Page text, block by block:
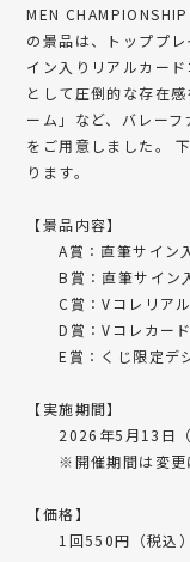
MEN
の景品は、トッププ
イン入りリアルカー
として圧倒的な存在
ーム」など、バレー
をご用意しました。
ります。
【景品内容】
A賞：直筆サイン入
B賞：直筆サイン入
C賞：Vコレリアル
D賞：Vコレカード
E賞：くじ限定デ
【実施期間】
2026年5月13日（
※開催期間は変更に
【価格】
1回550円（税込）